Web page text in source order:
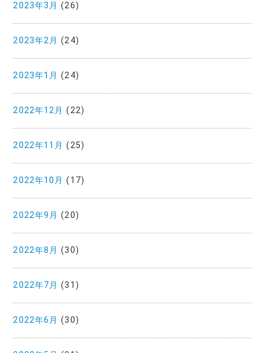
2023年3月 (26)
2023年2月 (24)
2023年1月 (24)
2022年12月 (22)
2022年11月 (25)
2022年10月 (17)
2022年9月 (20)
2022年8月 (30)
2022年7月 (31)
2022年6月 (30)